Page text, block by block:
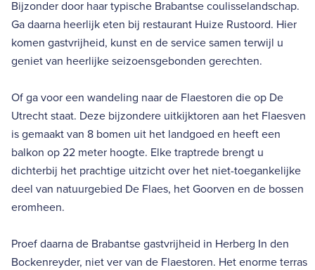
Bijzonder door haar typische Brabantse coulisselandschap.
Ga daarna heerlijk eten bij restaurant Huize Rustoord. Hier
komen gastvrijheid, kunst en de service samen terwijl u
geniet van heerlijke seizoensgebonden gerechten.
Of ga voor een wandeling naar de Flaestoren die op De
Utrecht staat. Deze bijzondere uitkijktoren aan het Flaesven
is gemaakt van 8 bomen uit het landgoed en heeft een
balkon op 22 meter hoogte. Elke traptrede brengt u
dichterbij het prachtige uitzicht over het niet-toegankelijke
deel van natuurgebied De Flaes, het Goorven en de bossen
eromheen.
Proef daarna de Brabantse gastvrijheid in Herberg In den
Bockenreyder, niet ver van de Flaestoren. Het enorme terras